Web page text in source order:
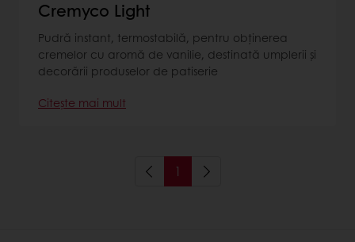
Cremyco Light
Pudră instant, termostabilă, pentru obţinerea
cremelor cu aromă de vanilie, destinată umplerii şi
decorării produselor de patiserie
Citește mai mult
1